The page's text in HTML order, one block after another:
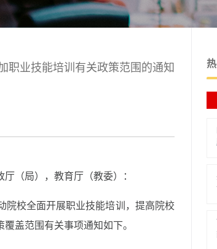
职业技能培训有关政策范围的通知
（局），教育厅（教委）：
院校全面开展职业技能培训，提高院校
覆盖范围有关事项通知如下。